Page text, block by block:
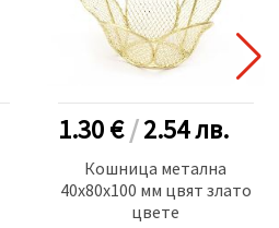
1.30 €/2.54лв.
Кошница метална
40x80x100 мм цвят злато
цвете